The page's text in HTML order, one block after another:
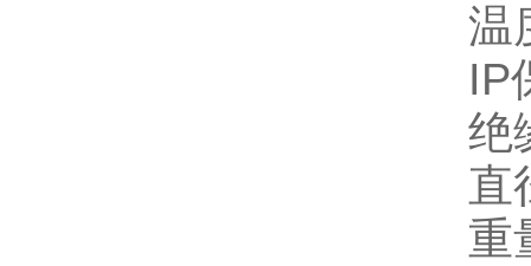
温
IP
绝
直
重